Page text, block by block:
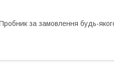
за замовлення будь-